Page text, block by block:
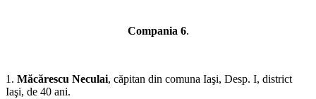
Compania 6.
1. Măcărescu Neculai, căpitan din comuna Iaşi, Desp. I, district
Iaşi, de 40 ani.